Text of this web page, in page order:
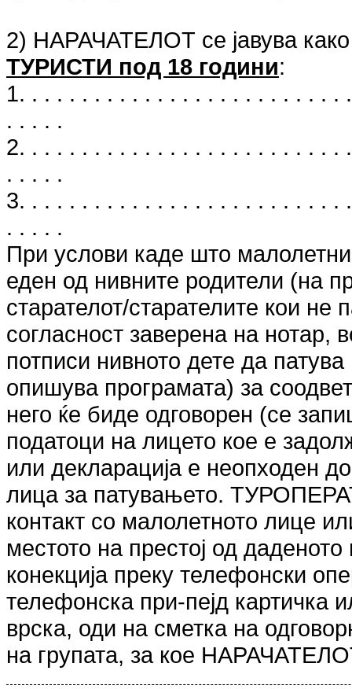
2) НАРАЧАТЕЛОТ се јавува
ТУРИСТИ под 18 години:
1. . . . . . . . . . . . . . . . . . . . . . . . .
. . . . .
2. . . . . . . . . . . . . . . . . . . . . . . . .
. . . . .
3. . . . . . . . . . . . . . . . . . . . . . . . .
. . . . .
При услови каде што
еден од нивните родители (на
старателот/старателите кои не
согласност заверена на нотар,
потписи нивното дете да
опишува програмата) за
него ќе биде одговорен (се
податоци на лицето кое е
или декларација е неопходен
лица за патувањето.
контакт со малолетното лице
местото на престој од
конекција преку телефонски
телефонска при-пејд картичка
врска, оди на сметка на
на групата, за кое